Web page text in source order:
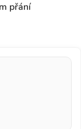
přání